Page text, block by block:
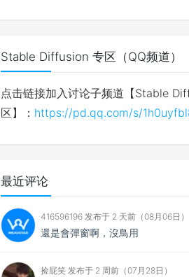
Stable Diffusion 专区（QQ频道）
点击链接加入讨论子频道【Stable
区】： https://pd.qq.com/s/
最近评论
416596196 发布于 2 天前（08月06日）
還是會彈窗啊，沒鳥用
捡屁笑 发布于 2 周前（07月28日）